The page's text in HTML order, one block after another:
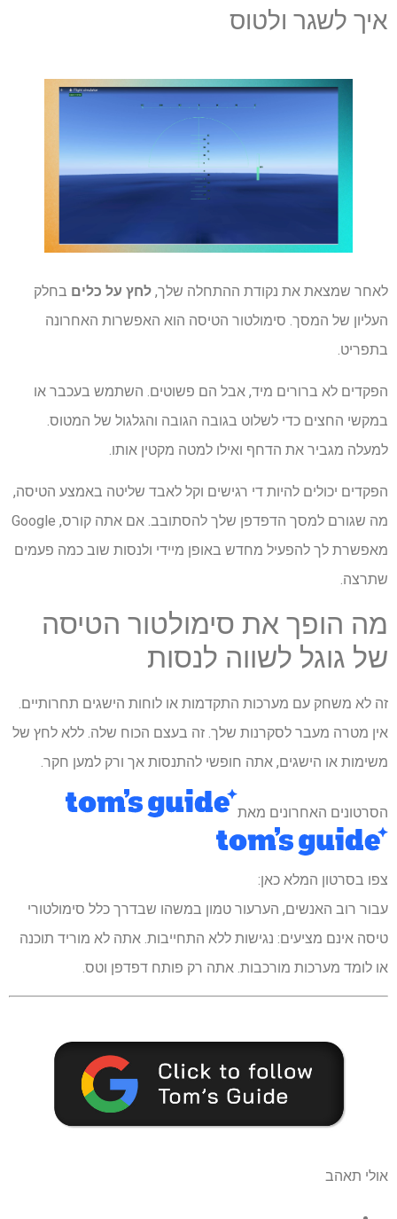
איך לשגר ולטוס
לאחר שמצאת את נקודת ההתחלה שלך, לחץ על כלים בחלק
העליון של המסך. סימולטור הטיסה הוא האפשרות האחרונה
בתפריט.
הפקדים לא ברורים מיד, אבל הם פשוטים. השתמש בעכבר או
במקשי החצים כדי לשלוט בגובה הגובה והגלגול של המטוס.
למעלה מגביר את הדחף ואילו למטה מקטין אותו.
הפקדים יכולים להיות די רגישים וקל לאבד שליטה באמצע הטיסה,
מה שגורם למסך הדפדפן שלך להסתובב. אם אתה קורס, Google
מאפשרת לך להפעיל מחדש באופן מיידי ולנסות שוב כמה פעמים
שתרצה.
מה הופך את סימולטור הטיסה
של גוגל לשווה לנסות
זה לא משחק עם מערכות התקדמות או לוחות הישגים תחרותיים.
אין מטרה מעבר לסקרנות שלך. זה בעצם הכוח שלה. ללא לחץ של
משימות או הישגים, אתה חופשי להתנסות אך ורק למען חקר.
הסרטונים האחרונים מאת
צפו בסרטון המלא כאן:
עבור רוב האנשים, הערעור טמון במשהו שבדרך כלל סימולטורי
טיסה אינם מציעים: נגישות ללא התחייבות. אתה לא מוריד תוכנה
או לומד מערכות מורכבות. אתה רק פותח דפדפן וטס.
אולי תאהב